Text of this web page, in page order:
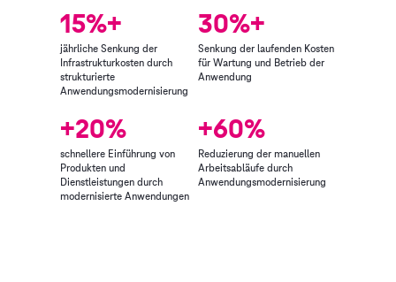
15%+
jährliche Senkung der
Infrastrukturkosten durch
strukturierte
Anwendungsmodernisierung
30%+
Senkung der laufenden Kosten
für Wartung und Betrieb der
Anwendung
+20%
schnellere Einführung von
Produkten und
Dienstleistungen durch
modernisierte Anwendungen
+60%
Reduzierung der manuellen
Arbeitsabläufe durch
Anwendungsmodernisierung